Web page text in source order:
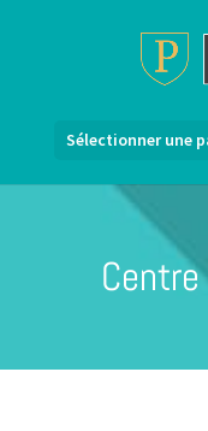
Sélectionner une